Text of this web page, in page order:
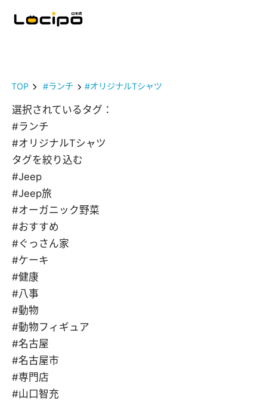
TOP #ランチ #オリジナルTシャツ
選択されているタグ：
#ランチ
#オリジナルTシャツ
タグを絞り込む
#Jeep
#Jeep旅
#オーガニック野菜
#おすすめ
#ぐっさん家
#ケーキ
#健康
#八事
#動物
#動物フィギュア
#名古屋
#名古屋市
#専門店
#山口智充